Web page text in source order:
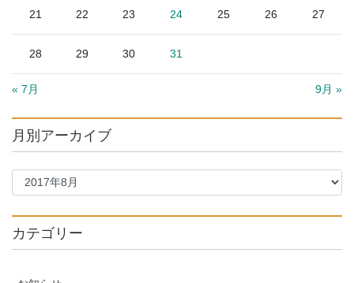
21 22 23 24 25 26 27
28 29 30 31
« 7月 9月 »
月別アーカイブ
カテゴリー